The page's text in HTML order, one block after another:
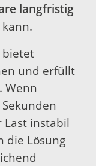
langfristig
bietet
und erfüllt
Wenn
Last instabil
die Lösung